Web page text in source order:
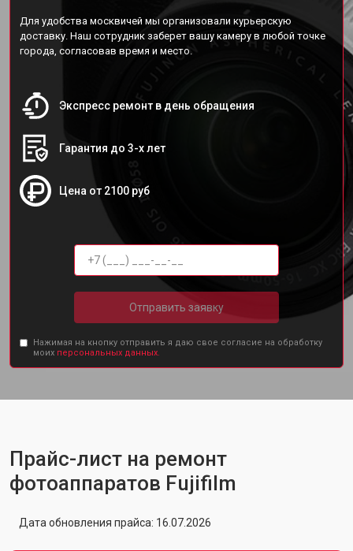
Для удобства москвичей мы организовали курьерскую
доставку. Наш сотрудник заберет вашу камеру в любой точке
города, согласовав время и место.
Экспресс ремонт в день обращения
Гарантия до 3-х лет
Цена от 2100 руб
Отправить заявку
Нажимая на кнопку отправить я даю свое согласие на обработку
моих персональных данных.
Прайс-лист на ремонт
фотоаппаратов Fujifilm
Дата обновления прайса: 16.07.2026